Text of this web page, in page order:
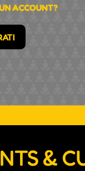
ACCOUNT?
&